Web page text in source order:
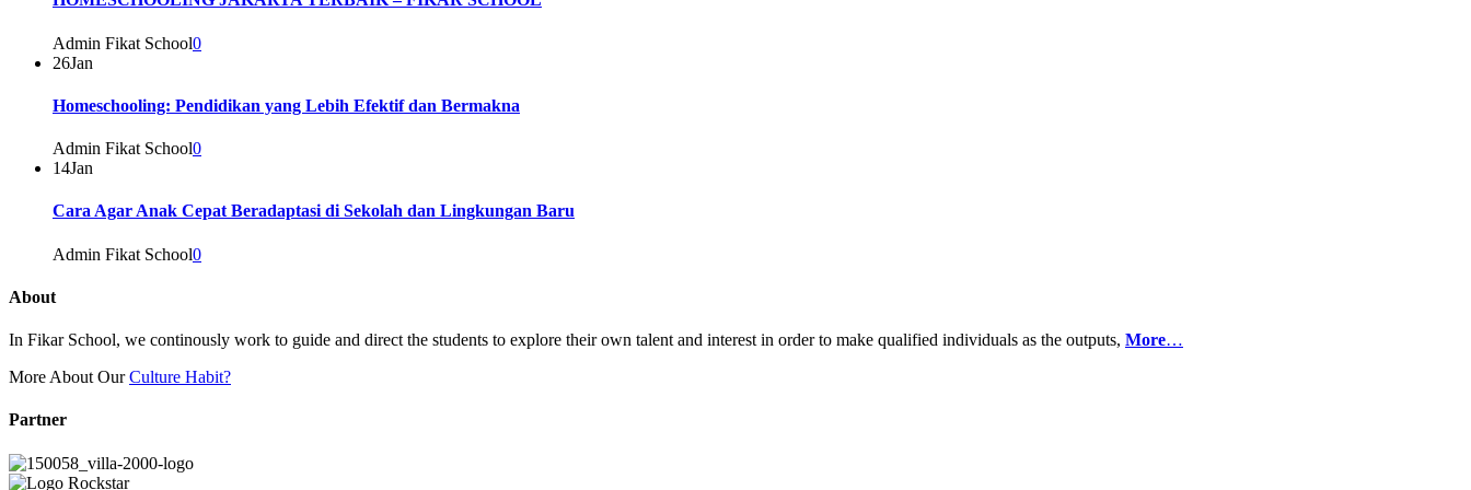
Admin Fikat School0
26Jan
Homeschooling: Pendidikan yang Lebih Efektif dan Bermakna
Admin Fikat School0
14Jan
Cara Agar Anak Cepat Beradaptasi di Sekolah dan Lingkungan Baru
Admin Fikat School0
About
In Fikar School, we continously work to guide and direct the students to explore their own talent and interest in order to make qualified individuals as the outputs, More…
More About OurCulture Habit?
Partner